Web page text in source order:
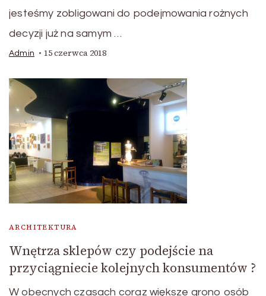
jesteśmy zobligowani do podejmowania rożnych
decyzji już na samym …
Admin 15 czerwca 2018
ARCHITEKTURA
Wnętrza sklepów czy podejście na
przyciągniecie kolejnych konsumentów ?
W obecnych czasach coraz większe grono osób